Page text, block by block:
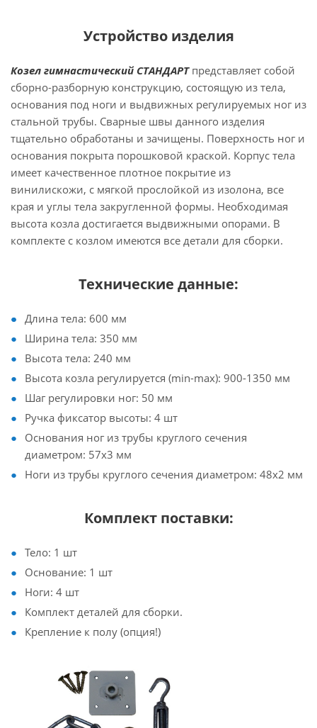
Устройство изделия
Козел гимнастический СТАНДАРТпредставляет собой
сборно-разборную конструкцию, состоящую из тела,
основания под ноги и выдвижных регулируемых ног из
стальной трубы. Сварные швы данного изделия
тщательно обработаны и зачищены. Поверхность ног и
основания покрыта порошковой краской. Корпус тела
имеет качественное плотное покрытие из
винилискожи, с мягкой прослойкой из изолона, все
края и углы тела закругленной формы. Необходимая
высота козла достигается выдвижными опорами. В
комплекте с козлом имеются все детали для сборки.
Технические данные:
Длина тела: 600 мм
Ширина тела: 350 мм
Высота тела: 240 мм
Высота козла регулируется (min-max): 900-1350 мм
Шаг регулировки ног: 50 мм
Ручка фиксатор высоты: 4 шт
Основания ног из трубы круглого сечения
диаметром: 57х3 мм
Ноги из трубы круглого сечения диаметром: 48х2 мм
Комплект поставки:
Тело: 1 шт
Основание: 1 шт
Ноги: 4 шт
Комплект деталей для сборки.
Крепление к полу (опция!)